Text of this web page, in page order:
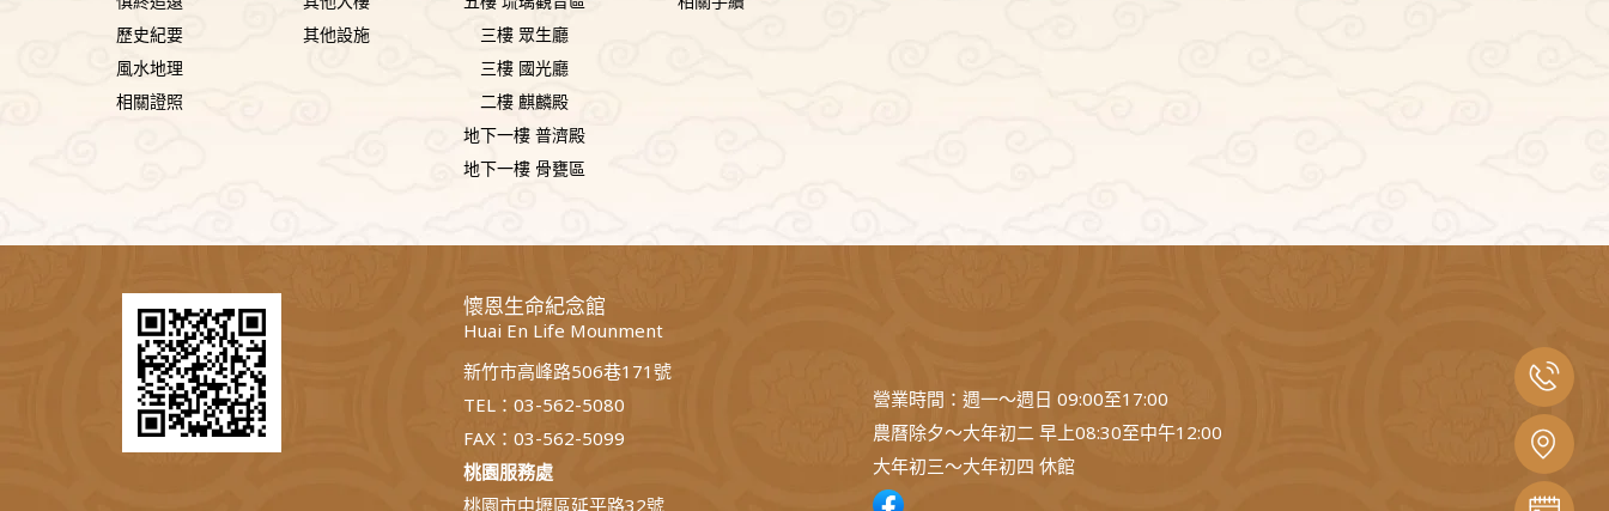
理
歷史紀要
風水地理
相關證照
其他設施
三樓 眾生廳
三樓 國光廳
二樓 麒麟殿
地下一樓 普濟殿
地下一樓 骨甕區
懷恩生命紀念館
Huai En Life Mounment
新竹市高峰路506巷171號
TEL：03-562-5080
FAX：03-562-5099
桃園服務處
桃園市中壢區延平路32號
營業時間：週一～週日 09:00至17:00
農曆除夕～大年初二 早上08:30至中午12:00
大年初三～大年初四 休館